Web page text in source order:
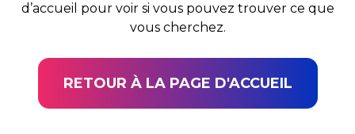
d’accueil pour voir si vous pouvez trouver ce que
vous cherchez.
RETOUR À LA PAGE D'ACCUEIL